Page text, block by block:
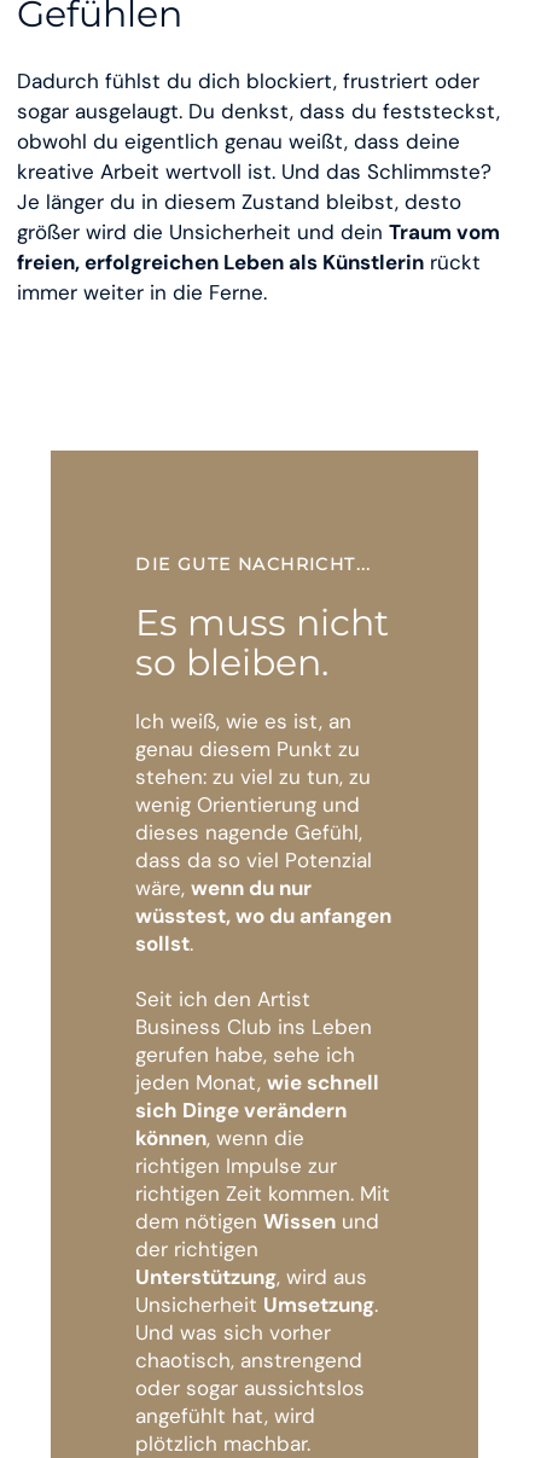
Gefühlen
Dadurch fühlst du dich blockiert, frustriert oder
sogar ausgelaugt. Du denkst, dass du feststeckst,
obwohl du eigentlich genau weißt, dass deine
kreative Arbeit wertvoll ist. Und das Schlimmste?
Je länger du in diesem Zustand bleibst, desto
größer wird die Unsicherheit und deinTraum vom
freien, erfolgreichen Leben als Künstlerin rückt
immer weiter in die Ferne.
DIE GUTE NACHRICHT...
Es muss nicht
so bleiben.
Ich weiß, wie es ist, an
genau diesem Punkt zu
stehen: zu viel zu tun, zu
wenig Orientierung und
dieses nagende Gefühl,
dass da so viel Potenzial
wäre,wenn du nur
wüsstest, wo du anfangen
sollst.
Seit ich den Artist
Business Club ins Leben
gerufen habe, sehe ich
jeden Monat,wie schnell
sich Dinge verändern
können, wenn die
richtigen Impulse zur
richtigen Zeit kommen. Mit
dem nötigenWissen und
der richtigen
Unterstützung, wird aus
Unsicherheit Umsetzung.
Und was sich vorher
chaotisch, anstrengend
oder sogar aussichtslos
angefühlt hat, wird
plötzlich machbar.